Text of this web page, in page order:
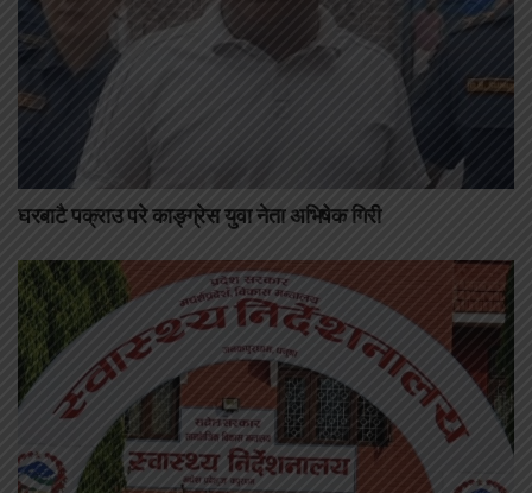
घरबाटै पक्राउ परे काङ्ग्रेस युवा नेता अभिषेक गिरी